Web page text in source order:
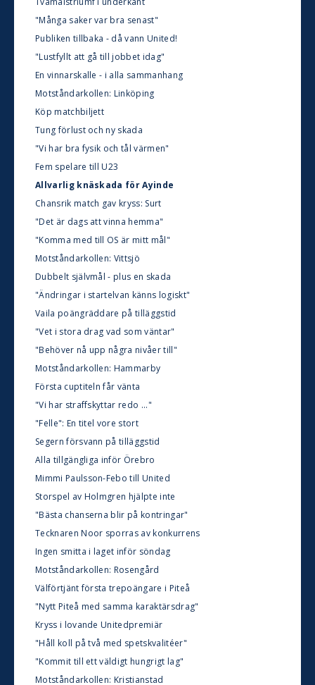
"Många saker var bra senast"
Publiken tillbaka - då vann United!
"Lustfyllt att gå till jobbet idag"
En vinnarskalle - i alla sammanhang
Motståndarkollen: Linköping
Köp matchbiljett
Tung förlust och ny skada
"Vi har bra fysik och tål värmen"
Fem spelare till U23
Allvarlig knäskada för Ayinde
Chansrik match gav kryss: Surt
"Det är dags att vinna hemma"
"Komma med till OS är mitt mål"
Motståndarkollen: Vittsjö
Dubbelt självmål - plus en skada
"Ändringar i startelvan känns logiskt"
Vaila poängräddare på tilläggstid
"Vet i stora drag vad som väntar"
"Behöver nå upp några nivåer till"
Motståndarkollen: Hammarby
Första cuptiteln får vänta
"Vi har straffskyttar redo ..."
"Felle": En titel vore stort
Segern försvann på tilläggstid
Alla tillgängliga inför Örebro
Mimmi Paulsson-Febo till United
Storspel av Holmgren hjälpte inte
"Bästa chanserna blir på kontringar"
Tecknaren Noor sporras av konkurrens
Ingen smitta i laget inför söndag
Motståndarkollen: Rosengård
Välförtjänt första trepoängare i Piteå
"Nytt Piteå med samma karaktärsdrag"
Kryss i lovande Unitedpremiär
"Håll koll på två med spetskvalitéer"
"Kommit till ett väldigt hungrigt lag"
Motståndarkollen: Kristianstad